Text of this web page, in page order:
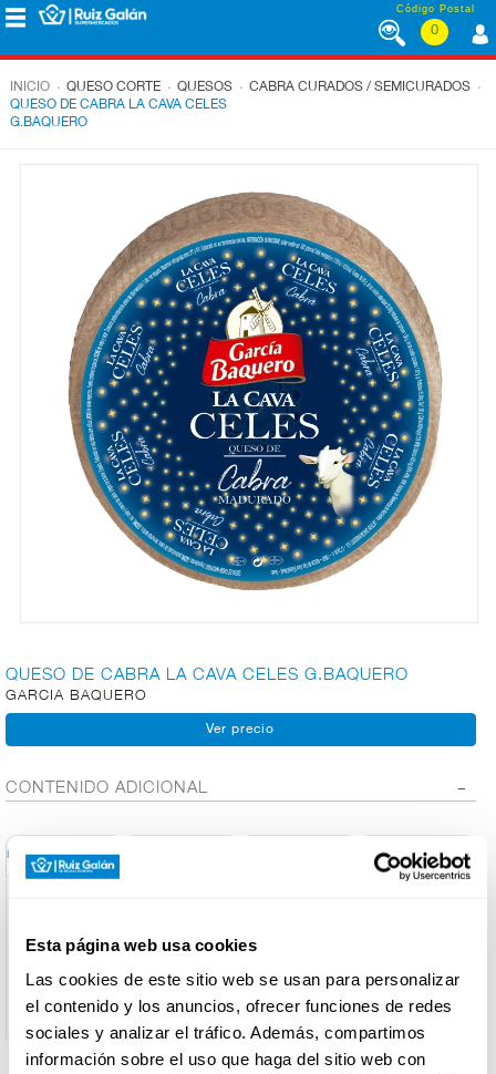
Esta página web usa cookies
Las cookies de este sitio web se usan para personalizar
el contenido y los anuncios, ofrecer funciones de redes
sociales y analizar el tráfico. Además, compartimos
información sobre el uso que haga del sitio web con
Saltar al contenido Código Postal
0
CORPORATIVO
CONGELADOS
AL
FRUTAS Y
VERDURAS
Y LIMPIEZA
INICIO . QUESO CORTE . QUESOS . CABRA CURADOS / SEMICURADOS .
QUESO DE CABRA LA CAVA CELES
G.BAQUERO
QUESO DE CABRA LA CAVA CELES G.BAQUERO
GARCIA BAQUERO
CONTENIDO ADICIONAL
Información General
Utilización